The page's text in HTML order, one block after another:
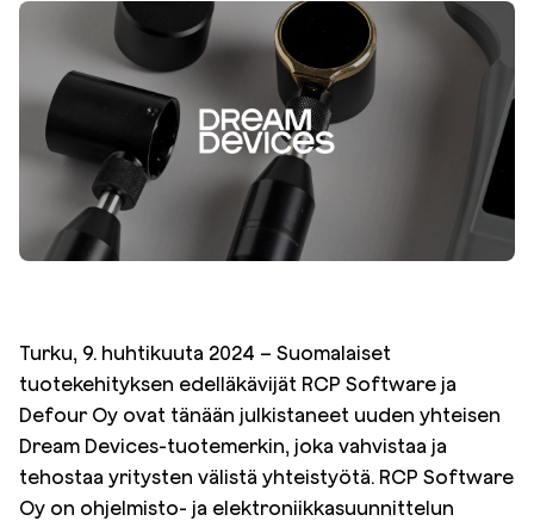
Turku, 9. huhtikuuta 2024 – Suomalaiset
tuotekehityksen edelläkävijät RCP Software ja
Defour Oy ovat tänään julkistaneet uuden yhteisen
Dream Devices-tuotemerkin, joka vahvistaa ja
tehostaa yritysten välistä yhteistyötä. RCP Software
Oy on ohjelmisto- ja elektroniikkasuunnittelun